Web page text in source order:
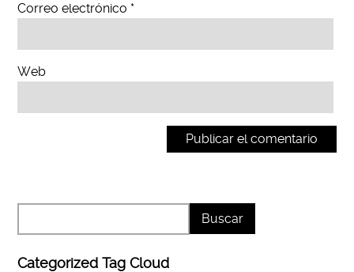
Correo electrónico *
Web
Categorized Tag Cloud